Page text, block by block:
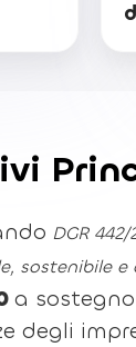
DGR
sostenibile e
a
degli